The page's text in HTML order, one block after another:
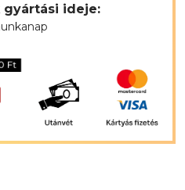
gyártási ideje: